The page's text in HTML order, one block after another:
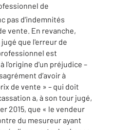
de
pas d'indemnités
vente. En revanche,
jugé que l'erreur de
est
à l'origine d'un préjudice –
d’avoir à
de vente » – qui doit
a, à son tour jugé,
2015, que « le vendeur
du mesureur ayant